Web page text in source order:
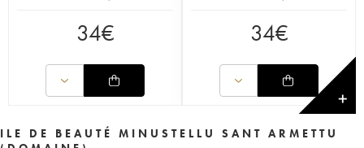
34€ 34€
✕
ILE DE BEAUTÉ MINUSTELLU SANT ARMETTU